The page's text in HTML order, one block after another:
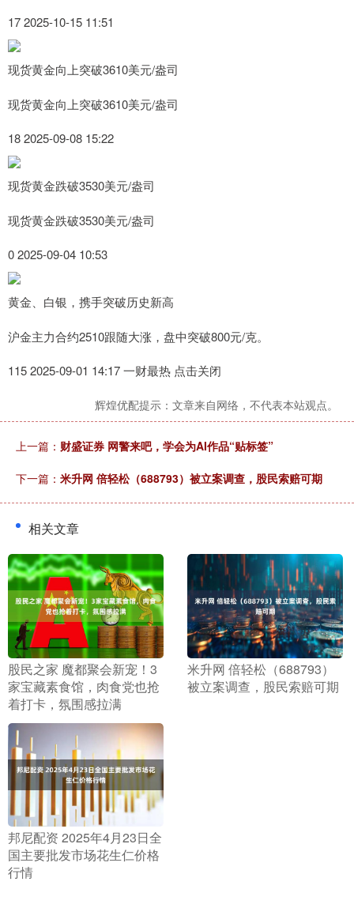
17 2025-10-15 11:51
现货黄金向上突破3610美元/盎司
现货黄金向上突破3610美元/盎司
18 2025-09-08 15:22
现货黄金跌破3530美元/盎司
现货黄金跌破3530美元/盎司
0 2025-09-04 10:53
黄金、白银，携手突破历史新高
沪金主力合约2510跟随大涨，盘中突破800元/克。
115 2025-09-01 14:17 一财最热 点击关闭
辉煌优配提示：文章来自网络，不代表本站观点。
上一篇： 财盛证券 网警来吧，学会为AI作品“贴标签”
下一篇： 米升网 倍轻松（688793）被立案调查，股民索赔可期
相关文章
​股民之家 魔都聚会新宠！3
家宝藏素食馆，肉食党也抢
着打卡，氛围感拉满
​米升网 倍轻松（688793）
被立案调查，股民索赔可期
​邦尼配资 2025年4月23日全
国主要批发市场花生仁价格
行情